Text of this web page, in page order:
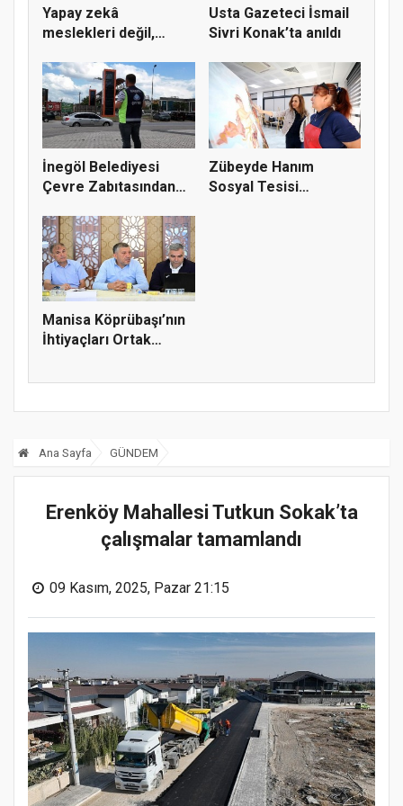
Yapay zekâ
meslekleri değil,
Usta Gazeteci İsmail
Sivri Konak’ta anıldı
İnegöl Belediyesi
Çevre Zabıtasından
Zübeyde Hanım
Sosyal Tesisi
Manisa Köprübaşı’nın
İhtiyaçları Ortak
Ana Sayfa GÜNDEM
Erenköy Mahallesi Tutkun Sokak’ta
çalışmalar tamamlandı
09 Kasım, 2025, Pazar 21:15